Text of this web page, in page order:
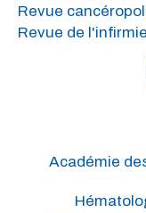
Revue
Revue de
Académie